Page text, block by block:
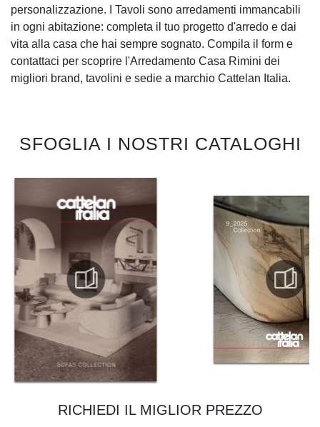
personalizzazione. I Tavoli sono arredamenti immancabili
in ogni abitazione: completa il tuo progetto d'arredo e dai
vita alla casa che hai sempre sognato. Compila il form e
contattaci per scoprire l'Arredamento Casa Rimini dei
migliori brand, tavolini e sedie a marchio Cattelan Italia.
SFOGLIA I NOSTRI CATALOGHI
RICHIEDI IL MIGLIOR PREZZO